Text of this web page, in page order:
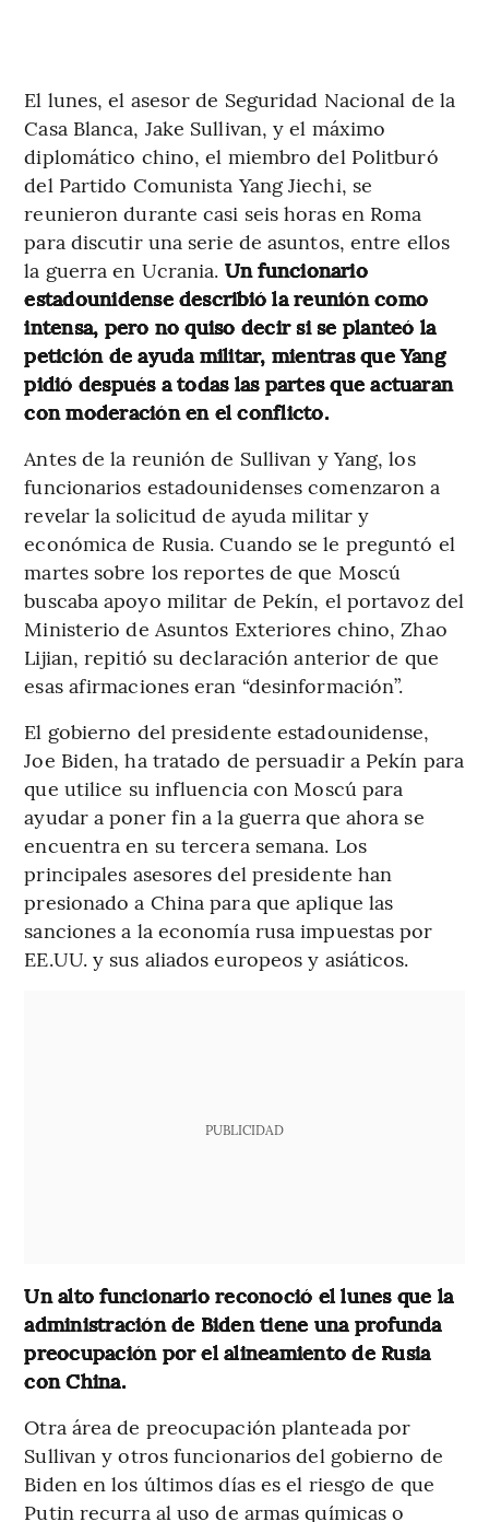
El lunes, el asesor de Seguridad Nacional de la
Casa Blanca, Jake Sullivan, y el máximo
diplomático chino, el miembro del Politburó
del Partido Comunista Yang Jiechi, se
reunieron durante casi seis horas en Roma
para discutir una serie de asuntos, entre ellos
la guerra en Ucrania. Un funcionario
estadounidense describió la reunión como
intensa, pero no quiso decir si se planteó la
petición de ayuda militar, mientras que Yang
pidió después a todas las partes que actuaran
con moderación en el conflicto.
Antes de la reunión de Sullivan y Yang, los
funcionarios estadounidenses comenzaron a
revelar la solicitud de ayuda militar y
económica de Rusia. Cuando se le preguntó el
martes sobre los reportes de que Moscú
buscaba apoyo militar de Pekín, el portavoz del
Ministerio de Asuntos Exteriores chino, Zhao
Lijian, repitió su declaración anterior de que
esas afirmaciones eran “desinformación”.
El gobierno del presidente estadounidense,
Joe Biden, ha tratado de persuadir a Pekín para
que utilice su influencia con Moscú para
ayudar a poner fin a la guerra que ahora se
encuentra en su tercera semana. Los
principales asesores del presidente han
presionado a China para que aplique las
sanciones a la economía rusa impuestas por
EE.UU. y sus aliados europeos y asiáticos.
PUBLICIDAD
Un alto funcionario reconoció el lunes que la
administración de Biden tiene una profunda
preocupación por el alineamiento de Rusia
con China.
Otra área de preocupación planteada por
Sullivan y otros funcionarios del gobierno de
Biden en los últimos días es el riesgo de que
Putin recurra al uso de armas químicas o